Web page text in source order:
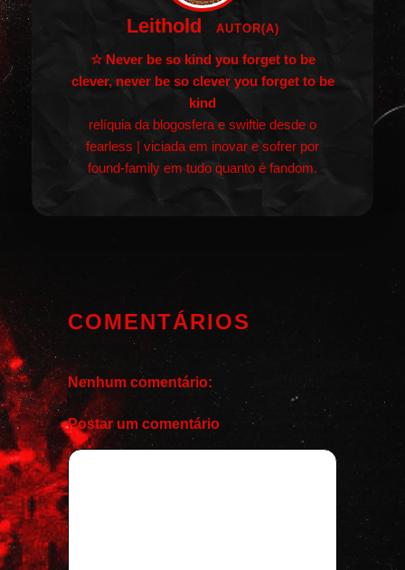
Leithold AUTOR(A)
☆ Never be so kind you forget to be
clever, never be so clever you forget to be
kind
relíquia da blogosfera e swiftie desde o
fearless | viciada em inovar e sofrer por
found-family em tudo quanto é fandom.
COMENTÁRIOS
Nenhum comentário:
Postar um comentário